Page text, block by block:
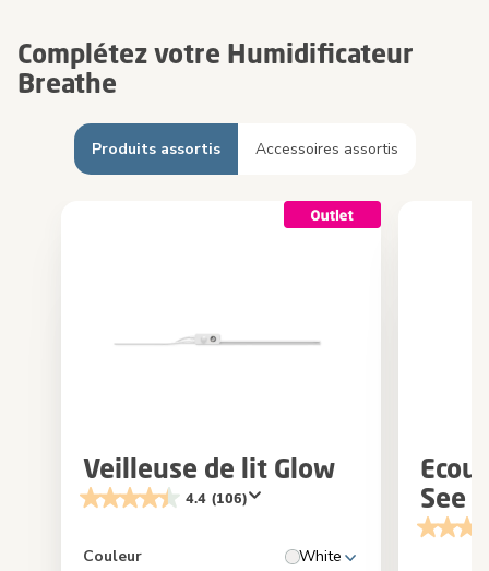
Complétez votre Humidificateur
Breathe
Produits assortis Accessoires assortis
Veilleuse de lit Glow
4.4 (106)
Couleur White
See